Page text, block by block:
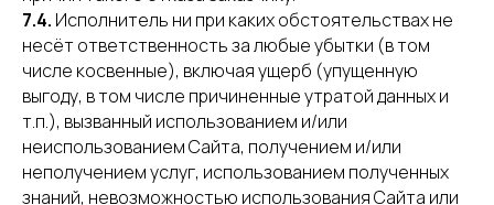
7.4. Исполнитель ни при каких обстоятельствах не
несёт ответственность за любые убытки (в том
числе косвенные), включая ущерб (упущенную
выгоду, в том числе причиненные утратой данных и
т.п.), вызванный использованием и/или
неиспользованием Сайта, получением и/или
неполучением услуг, использованием полученных
знаний, невозможностью использования Сайта или